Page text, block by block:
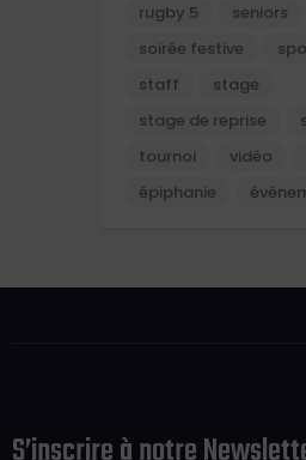
rugby 5
seniors
soirée festive
staff
stage
stage de reprise
tournoi
vidéo
épiphanie